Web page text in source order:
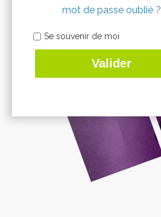
mot de passe oublié ?
Se souvenir de moi